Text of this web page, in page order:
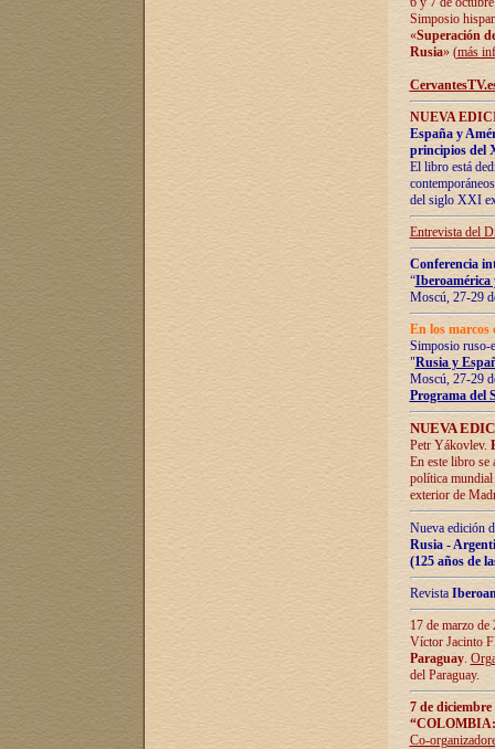
Simposio
«Superación
Rusia» (más
NUEVA
España y
principios del
El libro está
del siglo XXI
Entrevista del
Conferencia
“Iberoamérica
Moscú, 27-29
En los marcos
Simposio ruso-
"Rusia y
Moscú, 27-29
Programa del
NUEVA
Petr Yákovlev.
En este libro se
política mundial
exterior de
Nueva edición
Rusia -
(125 años de
Revista
17 de marzo
Víctor Jacinto
Paraguay.
del Paraguay.
7 de
Co-